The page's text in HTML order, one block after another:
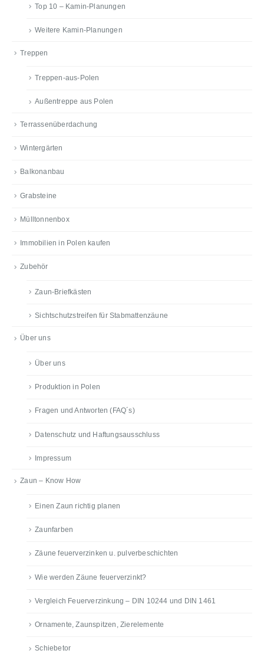
Top 10 – Kamin-Planungen
Weitere Kamin-Planungen
Treppen
Treppen-aus-Polen
Außentreppe aus Polen
Terrassenüberdachung
Wintergärten
Balkonanbau
Grabsteine
Mülltonnenbox
Immobilien in Polen kaufen
Zubehör
Zaun-Briefkästen
Sichtschutzstreifen für Stabmattenzäune
Über uns
Über uns
Produktion in Polen
Fragen und Antworten (FAQ´s)
Datenschutz und Haftungsausschluss
Impressum
Zaun – Know How
Einen Zaun richtig planen
Zaunfarben
Zäune feuerverzinken u. pulverbeschichten
Wie werden Zäune feuerverzinkt?
Vergleich Feuerverzinkung – DIN 10244 und DIN 1461
Ornamente, Zaunspitzen, Zierelemente
Schiebetor